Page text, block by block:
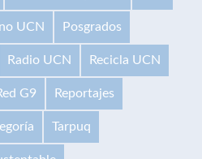
UCN Posgrados
Radio UCN Recicla UCN
G9 Reportajes
Tarpuq